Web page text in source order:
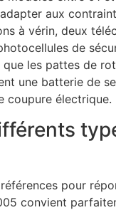
aux
à vérin, deux
de
les pattes de
une batterie de
coupure électrique.
pour
convient